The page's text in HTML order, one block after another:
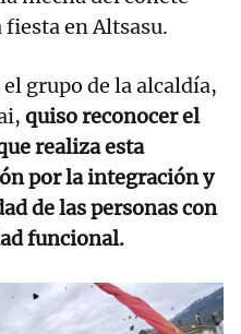
en Altsasu.
el grupo de la alcaldía,
quiso reconocer el
realiza esta
por la integración y
de las personas con
funcional.